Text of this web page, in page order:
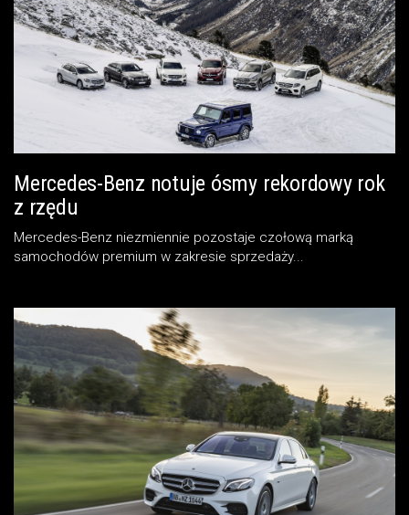
Mercedes-Benz notuje ósmy rekordowy rok
z rzędu
Mercedes-Benz niezmiennie pozostaje czołową marką
samochodów premium w zakresie sprzedaży...